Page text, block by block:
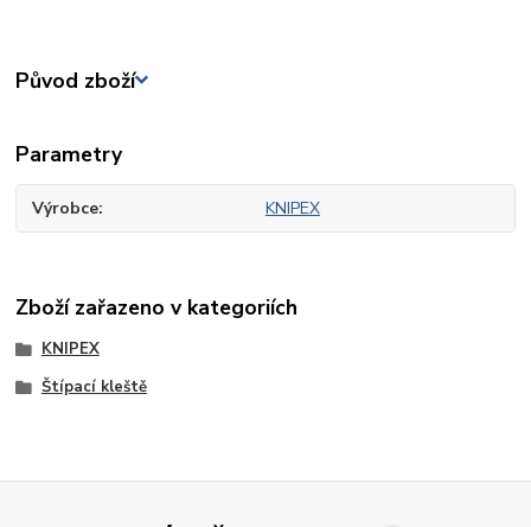
Původ zboží
Parametry
Výrobce KNIPEX
Zboží zařazeno v kategoriích
KNIPEX
Štípací kleště